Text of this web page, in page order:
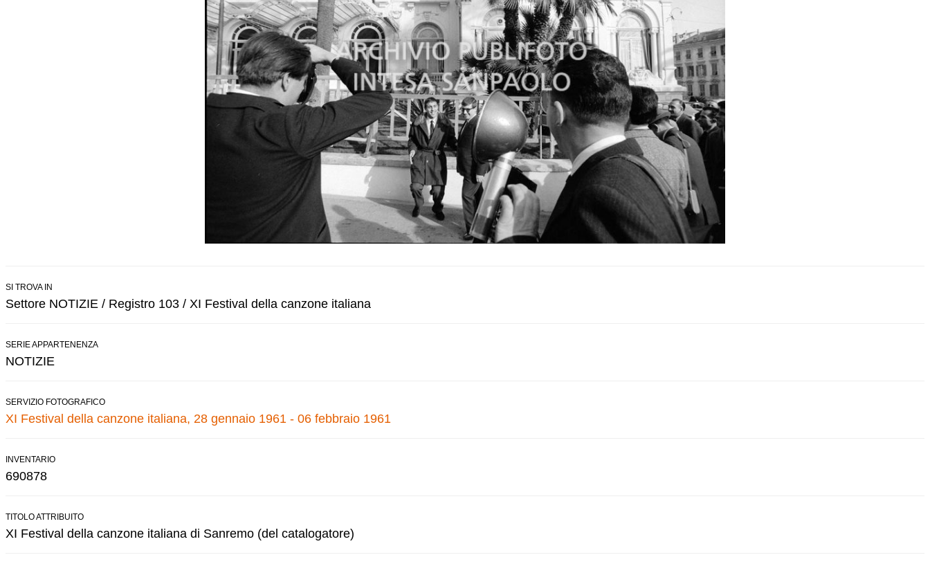
SI TROVA IN
Settore NOTIZIE / Registro 103 / XI Festival della canzone italiana
SERIE APPARTENENZA
NOTIZIE
SERVIZIO FOTOGRAFICO
XI Festival della canzone italiana, 28 gennaio 1961 - 06 febbraio 1961
INVENTARIO
690878
TITOLO ATTRIBUITO
XI Festival della canzone italiana di Sanremo (del catalogatore)